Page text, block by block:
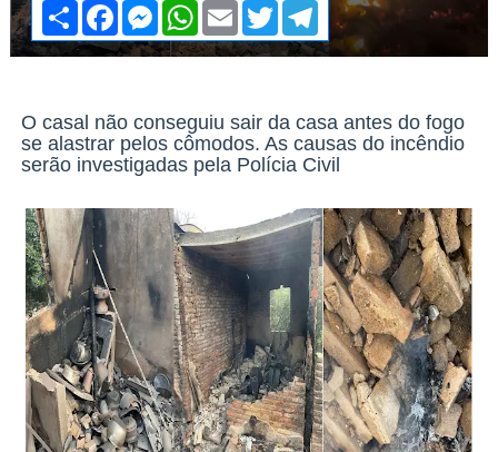
S
h
a
r
F
c
e
o
k
M
e
s
s
g
e
r
W
h
a
t
p
p
E
m
a
i
T
i
t
r
T
l
e
a
m
O casal não conseguiu sair da casa antes do fogo
se alastrar pelos cômodos. As causas do incêndio
serão investigadas pela Polícia Civil